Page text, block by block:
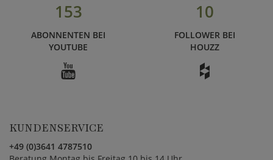
153
ABONNENTEN BEI
YOUTUBE
10
FOLLOWER BEI
HOUZZ
KUNDENSERVICE
+49 (0)3641 4787510